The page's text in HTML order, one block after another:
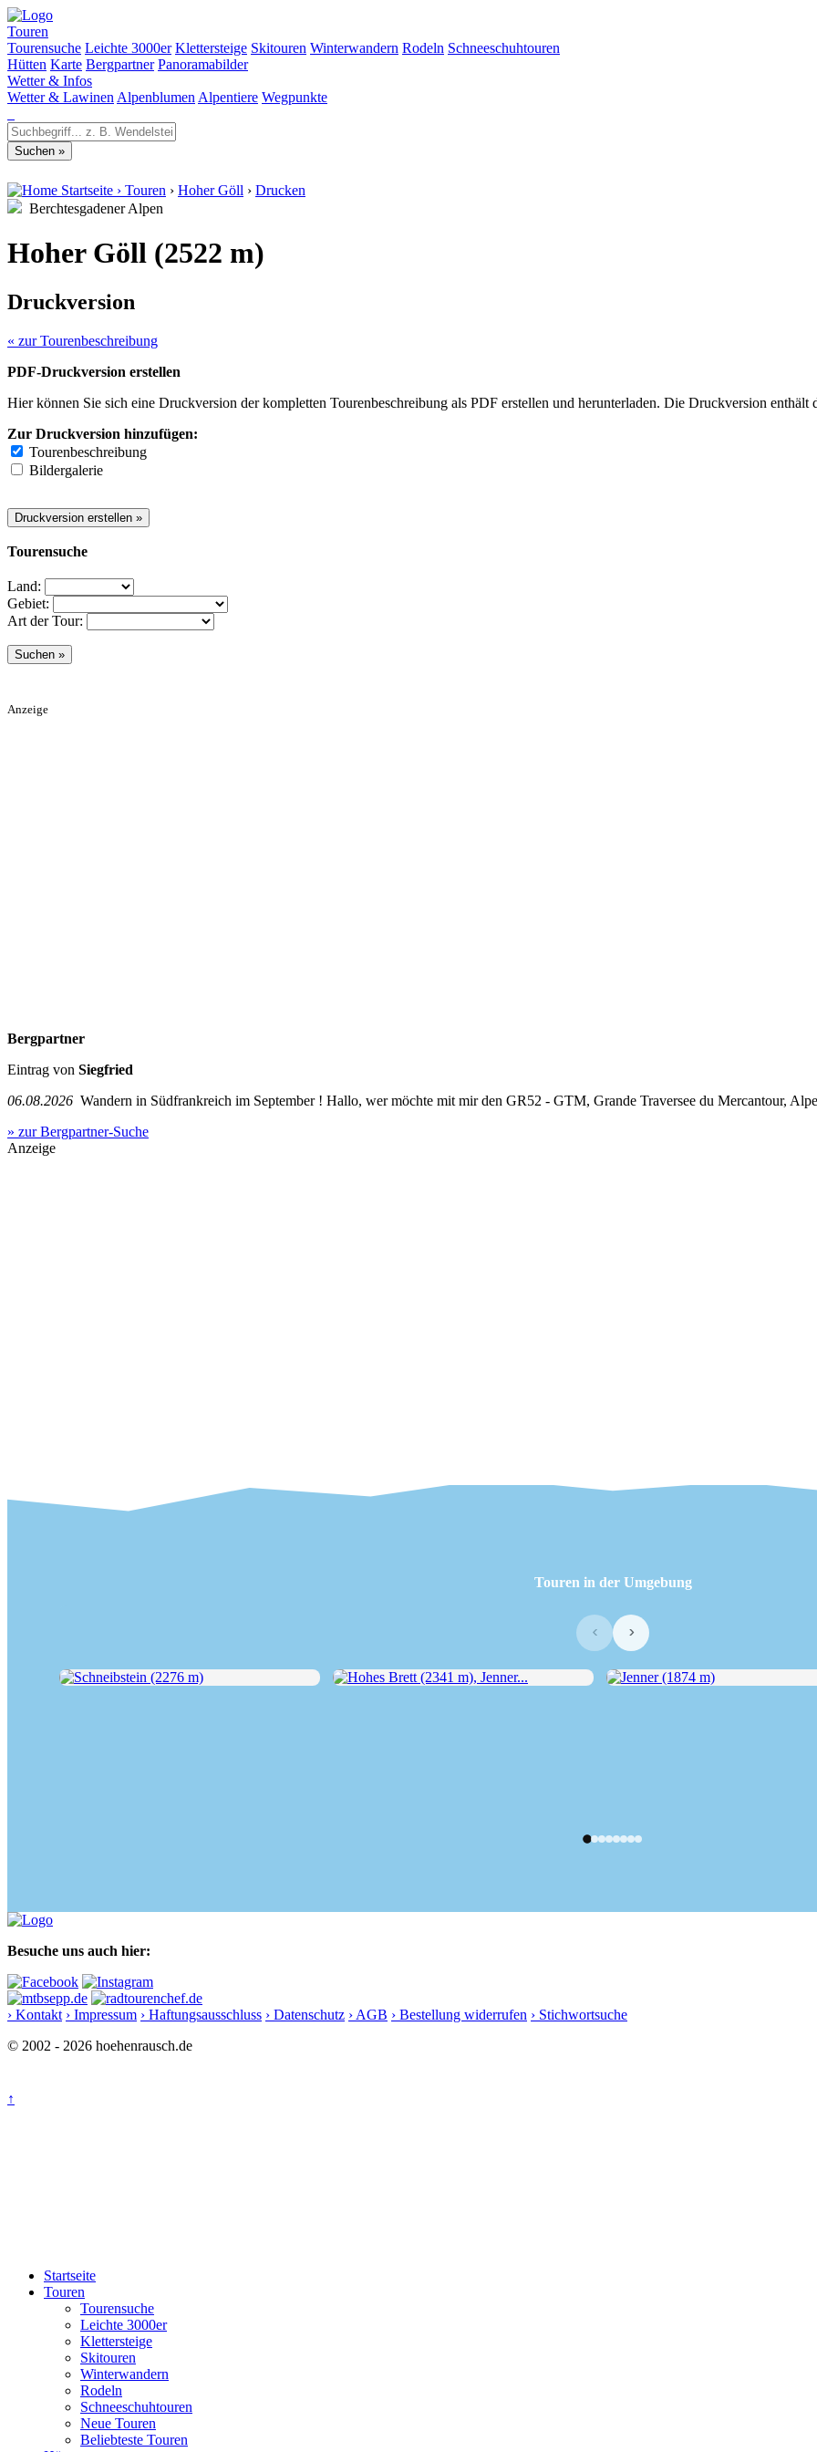
Touren
Tourensuche Leichte 3000er Klettersteige Skitouren Winterwandern Rodeln Schneeschuhtouren
Hütten Karte Bergpartner Panoramabilder
Wetter & Infos
Wetter & Lawinen Alpenblumen Alpentiere Wegpunkte
Startseite › Touren › Hoher Göll › Drucken
Berchtesgadener Alpen
Hoher Göll (2522 m)
Druckversion
« zur Tourenbeschreibung
PDF-Druckversion erstellen
Hier können Sie sich eine Druckversion der kompletten Tourenbeschreibung als PDF erstellen und herunterladen. Die Druckversion
Zur Druckversion hinzufügen:
Tourenbeschreibung
Bildergalerie
Tourensuche
Land:
Gebiet:
Art der Tour:
Anzeige
Bergpartner
Eintrag von Siegfried
06.08.2026 Wandern in Südfrankreich im September ! Hallo, wer möchte mit mir den GR52 - GTM, Grande Traversee du Mercantour,
» zur Bergpartner-Suche
Anzeige
Touren in der Umgebung
‹ ›
Besuche uns auch hier:
› Kontakt › Impressum › Haftungsausschluss › Datenschutz › AGB › Bestellung widerrufen › Stichwortsuche
© 2002 - 2026 hoehenrausch.de
↑
Startseite
Touren
Tourensuche
Leichte 3000er
Klettersteige
Skitouren
Winterwandern
Rodeln
Schneeschuhtouren
Neue Touren
Beliebteste Touren